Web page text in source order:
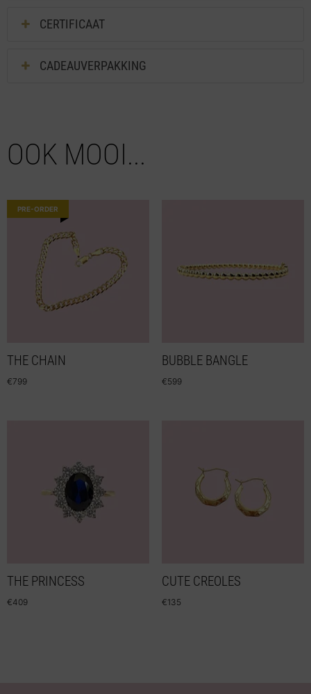
CERTIFICAAT
CADEAUVERPAKKING
OOK MOOI...
PRE-ORDER
THE CHAIN
€799
BUBBLE BANGLE
€599
THE PRINCESS
€409
CUTE CREOLES
€135